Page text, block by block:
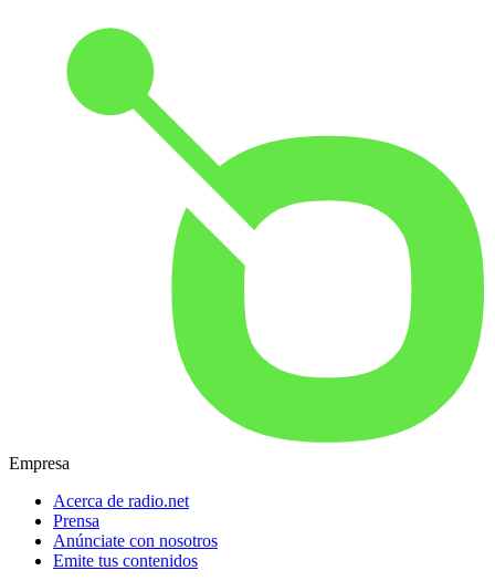
Empresa
Acerca de radio.net
Prensa
Anúnciate con nosotros
Emite tus contenidos